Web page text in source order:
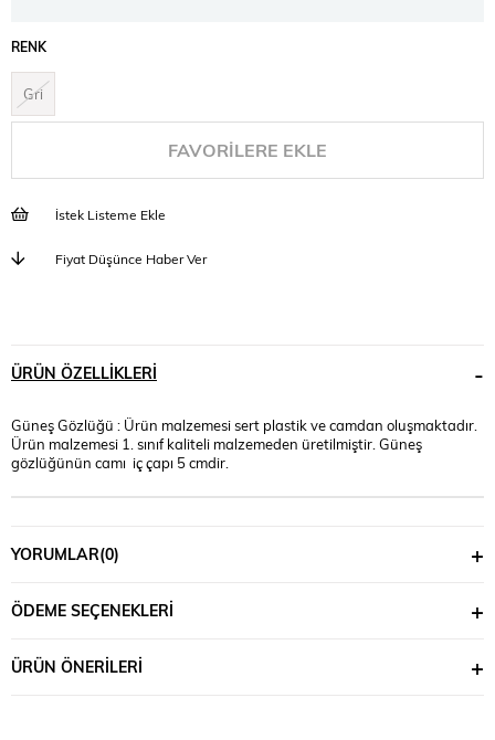
RENK
Gri
FAVORILERE EKLE
İstek Listeme Ekle
Fiyat Düşünce Haber Ver
ÜRÜN ÖZELLIKLERI
Güneş Gözlüğü : Ürün malzemesi sert plastik ve camdan oluşmaktadır.
Ürün malzemesi 1. sınıf kaliteli malzemeden üretilmiştir. Güneş
gözlüğünün camı iç çapı 5 cmdir.
YORUMLAR(0)
ÖDEME SEÇENEKLERI
ÜRÜN ÖNERILERI